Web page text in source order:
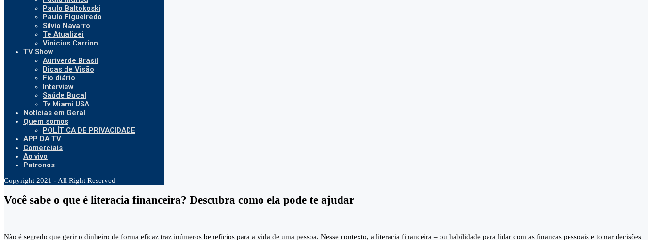
Paulo Baltokoski
Paulo Figueiredo
Silvio Navarro
Te Atualizei
Vinicius Carrion
TV Show
Auriverde Brasil
Dicas de Visão
Fio diário
Interview
Saúde Bucal
Tv Miami USA
Notícias em Geral
Quem somos
POLÍTICA DE PRIVACIDADE
APP DA TV
Comerciais
Ao vivo
Patronos
Copyright 2021 - All Right Reserved
Você sabe o que é literacia financeira? Descubra como ela pode te ajudar
Não é segredo que gerir o dinheiro de forma eficaz traz inúmeros benefícios para a vida de uma pessoa. Nesse contexto, a literacia financeira – ou habilidade para lidar com as finanças pessoais e tomar decisões